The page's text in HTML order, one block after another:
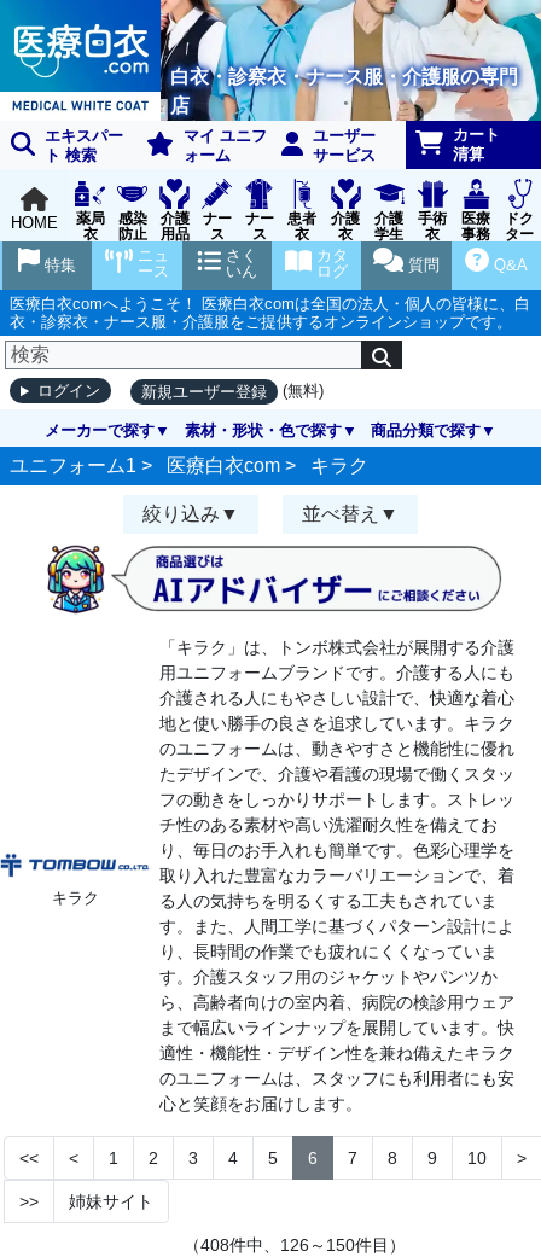
白衣・診察衣・ナース服・介護服の専門
店
エキスパー
ト 検索
マイ ユニフ
ォーム
ユーザー
サービス
カート
清算
HOME
薬局
衣
感染
防止
用品
介護
用品
ナー
ス
グッ
ズ
ナー
ス
ウェ
ア
患者
衣
介護
衣
介護
学生
実習
衣
手術
衣
医療
事務
受付
ドク
ター
ア
Q&A
質問
カタ
ログ
さく
いん
ニュ
ース
特集
医療白衣comへようこそ！ 医療白衣comは全国の法人・個人の皆様に、白
衣・診察衣・ナース服・介護服をご提供するオンラインショップです。
ログイン 新規ユーザー登録 (無料)
メーカーで探す 素材・形状・色で探す 商品分類で探す
ユニフォーム1 > 医療白衣com > キラク
絞り込み 並べ替え
キラク
「キラク」は、トンボ株式会社が展開する介護
用ユニフォームブランドです。介護する人にも
介護される人にもやさしい設計で、快適な着心
地と使い勝手の良さを追求しています。キラク
のユニフォームは、動きやすさと機能性に優れ
たデザインで、介護や看護の現場で働くスタッ
フの動きをしっかりサポートします。ストレッ
チ性のある素材や高い洗濯耐久性を備えてお
り、毎日のお手入れも簡単です。色彩心理学を
取り入れた豊富なカラーバリエーションで、着
る人の気持ちを明るくする工夫もされていま
す。また、人間工学に基づくパターン設計によ
り、長時間の作業でも疲れにくくなっていま
す。介護スタッフ用のジャケットやパンツか
ら、高齢者向けの室内着、病院の検診用ウェア
まで幅広いラインナップを展開しています。快
適性・機能性・デザイン性を兼ね備えたキラク
のユニフォームは、スタッフにも利用者にも安
心と笑顔をお届けします。
<< < 1 2 3 4 5 6 7 8 9 10 >
>> 姉妹サイト
（408件中、126～150件目）